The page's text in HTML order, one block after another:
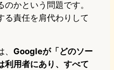
かという問題です。
る責任を肩代わりして
Googleが「どのソー
利用者にあり、すべて